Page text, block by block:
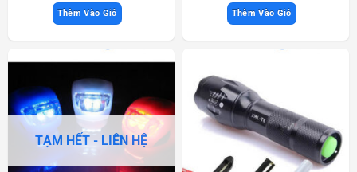
Thêm Vào Giỏ Thêm Vào Giỏ
TẠM HẾT - LIÊN HỆ